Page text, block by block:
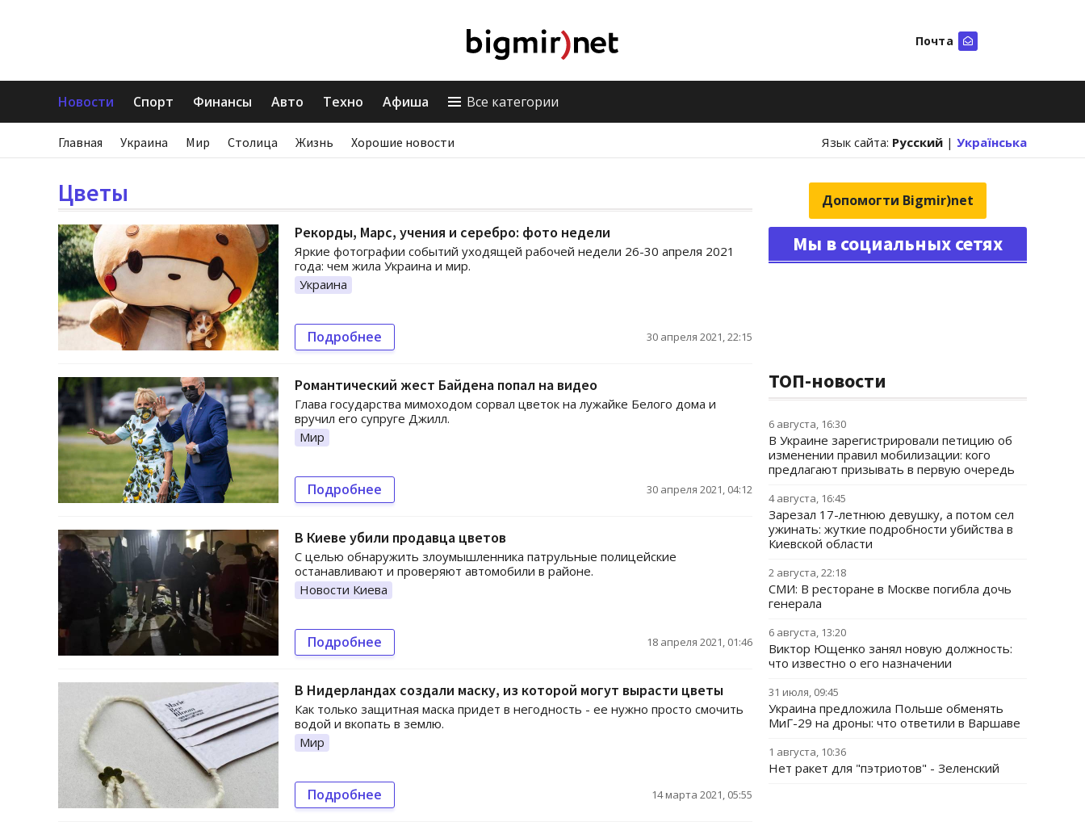
Почта
Новости Спорт Финансы Авто Техно Афиша Все категории
Главная Украина Мир Столица Жизнь Хорошие новости Язык сайта: Русский | Українська
Цветы
Рекорды, Марс, учения и серебро: фото недели
Яркие фотографии событий уходящей рабочей недели 26-30 апреля 2021
года: чем жила Украина и мир.
Украина
Подробнее 30 апреля 2021, 22:15
Романтический жест Байдена попал на видео
Глава государства мимоходом сорвал цветок на лужайке Белого дома и
вручил его супруге Джилл.
Мир
Подробнее 30 апреля 2021, 04:12
В Киеве убили продавца цветов
С целью обнаружить злоумышленника патрульные полицейские
останавливают и проверяют автомобили в районе.
Новости Киева
Подробнее 18 апреля 2021, 01:46
В Нидерландах создали маску, из которой могут вырасти цветы
Как только защитная маска придет в негодность - ее нужно просто смочить
водой и вкопать в землю.
Мир
Подробнее 14 марта 2021, 05:55
Допомогти Bigmir)net
Мы в социальных сетях
ТОП-новости
6 августа, 16:30
В Украине зарегистрировали петицию об
изменении правил мобилизации: кого
предлагают призывать в первую очередь
4 августа, 16:45
Зарезал 17-летнюю девушку, а потом сел
ужинать: жуткие подробности убийства в
Киевской области
2 августа, 22:18
СМИ: В ресторане в Москве погибла дочь
генерала
6 августа, 13:20
Виктор Ющенко занял новую должность:
что известно о его назначении
31 июля, 09:45
Украина предложила Польше обменять
МиГ-29 на дроны: что ответили в Варшаве
1 августа, 10:36
Нет ракет для "пэтриотов" - Зеленский